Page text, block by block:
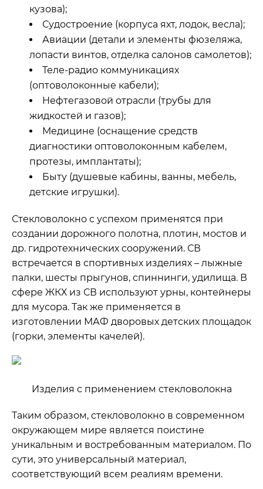
кузова);
Судостроение (корпуса яхт, лодок, весла);
Авиации (детали и элементы фюзеляжа,
лопасти винтов, отделка салонов самолетов);
Теле-радио коммуникациях
(оптоволоконные кабели);
Нефтегазовой отрасли (трубы для
жидкостей и газов);
Медицине (оснащение средств
диагностики оптоволоконным кабелем,
протезы, имплантаты);
Быту (душевые кабины, ванны, мебель,
детские игрушки).
Стекловолокно с успехом применятся при
создании дорожного полотна, плотин, мостов и
др. гидротехнических сооружений. СВ
встречается в спортивных изделиях – лыжные
палки, шесты прыгунов, спиннинги, удилища. В
сфере ЖКХ из СВ используют урны, контейнеры
для мусора. Так же применяется в
изготовлении МАФ дворовых детских площадок
(горки, элементы качелей).
Изделия с применением стекловолокна
Таким образом, стекловолокно в современном
окружающем мире является поистине
уникальным и востребованным материалом. По
сути, это универсальный материал,
соответствующий всем реалиям времени.